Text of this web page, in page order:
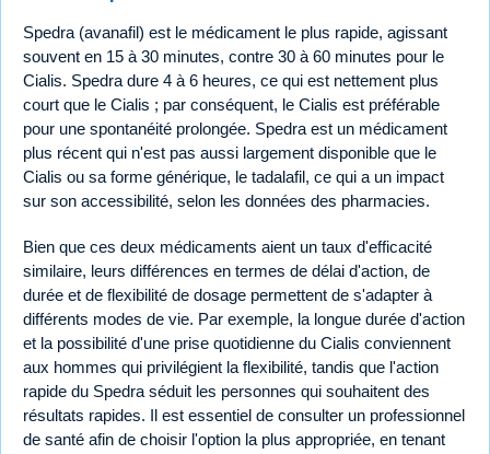
Spedra (avanafil) est le médicament le plus rapide, agissant
souvent en 15 à 30 minutes, contre 30 à 60 minutes pour le
Cialis. Spedra dure 4 à 6 heures, ce qui est nettement plus
court que le Cialis ; par conséquent, le Cialis est préférable
pour une spontanéité prolongée. Spedra est un médicament
plus récent qui n'est pas aussi largement disponible que le
Cialis ou sa forme générique, le tadalafil, ce qui a un impact
sur son accessibilité, selon les données des pharmacies.
Bien que ces deux médicaments aient un taux d'efficacité
similaire, leurs différences en termes de délai d'action, de
durée et de flexibilité de dosage permettent de s'adapter à
différents modes de vie. Par exemple, la longue durée d'action
et la possibilité d'une prise quotidienne du Cialis conviennent
aux hommes qui privilégient la flexibilité, tandis que l'action
rapide du Spedra séduit les personnes qui souhaitent des
résultats rapides. Il est essentiel de consulter un professionnel
de santé afin de choisir l'option la plus appropriée, en tenant